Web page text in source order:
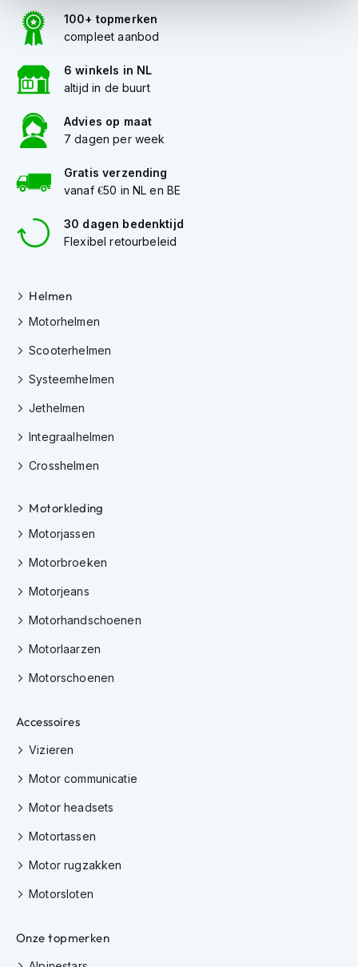
e
l
m
n
e
r
e
m
o
r
m
e
n
a
e
m
h
e
m
n
K
n
e
o
h
e
m
n
S
o
100+ topmerken
compleet aanbod
6 winkels in NL
altijd in de buurt
Advies op maat
7 dagen per week
Gratis verzending
vanaf €50 in NL en BE
30 dagen bedenktijd
Flexibel retourbeleid
Helmen
Motorhelmen
Scooterhelmen
Systeemhelmen
Jethelmen
Integraalhelmen
Crosshelmen
Motorkleding
Motorjassen
Motorbroeken
Motorjeans
Motorhandschoenen
Motorlaarzen
Motorschoenen
Accessoires
Vizieren
Motor communicatie
Motor headsets
Motortassen
Motor rugzakken
Motorsloten
Onze topmerken